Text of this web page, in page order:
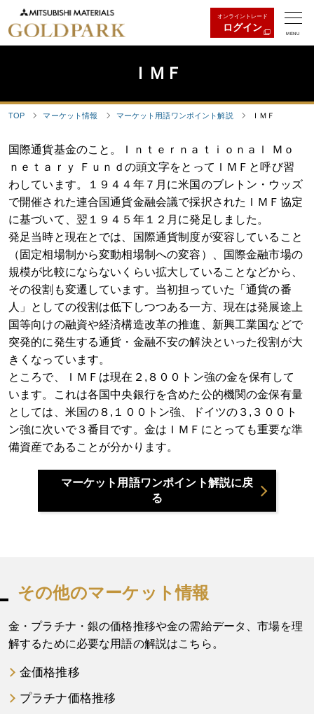
オンライントレード
ログイン
MENU
ＩＭＦ
TOP マーケット情報 マーケット用語ワンポイント解説 ＩＭＦ
国際通貨基金のこと。Ｉｎｔｅｒｎａｔｉｏｎａｌ Ｍｏ
ｎｅｔａｒｙ Ｆｕｎｄの頭文字をとってＩＭＦと呼び習
わしています。１９４４年７月に米国のブレトン・ウッズ
で開催された連合国通貨金融会議で採択されたＩＭＦ協定
に基づいて、翌１９４５年１２月に発足しました。
発足当時と現在とでは、国際通貨制度が変容していること
（固定相場制から変動相場制への変容）、国際金融市場の
規模が比較にならないくらい拡大していることなどから、
その役割も変遷しています。当初担っていた「通貨の番
人」としての役割は低下しつつある一方、現在は発展途上
国等向けの融資や経済構造改革の推進、新興工業国などで
突発的に発生する通貨・金融不安の解決といった役割が大
きくなっています。
ところで、ＩＭＦは現在２,８００トン強の金を保有して
います。これは各国中央銀行を含めた公的機関の金保有量
としては、米国の８,１００トン強、ドイツの３,３００ト
ン強に次いで３番目です。金はＩＭＦにとっても重要な準
備資産であることが分かります。
マーケット用語ワンポイント解説に戻
る
その他のマーケット情報
金・プラチナ・銀の価格推移や金の需給データ、市場を理
解するために必要な用語の解説はこちら。
金価格推移
プラチナ価格推移